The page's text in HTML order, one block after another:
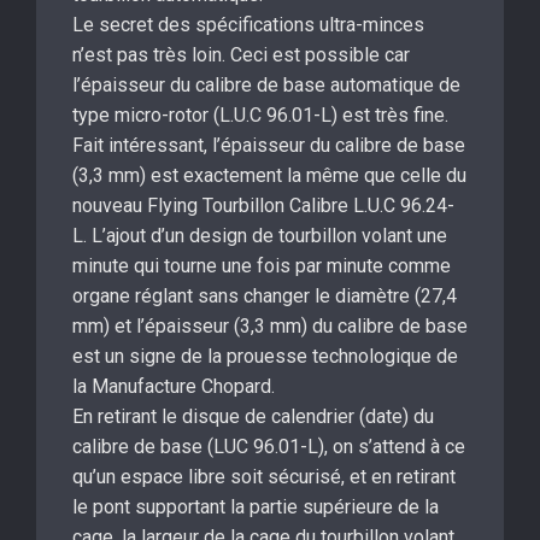
Le secret des spécifications ultra-minces
n’est pas très loin. Ceci est possible car
l’épaisseur du calibre de base automatique de
type micro-rotor (L.U.C 96.01-L) est très fine.
Fait intéressant, l’épaisseur du calibre de base
(3,3 mm) est exactement la même que celle du
nouveau Flying Tourbillon Calibre L.U.C 96.24-
L. L’ajout d’un design de tourbillon volant une
minute qui tourne une fois par minute comme
organe réglant sans changer le diamètre (27,4
mm) et l’épaisseur (3,3 mm) du calibre de base
est un signe de la prouesse technologique de
la Manufacture Chopard.
En retirant le disque de calendrier (date) du
calibre de base (LUC 96.01-L), on s’attend à ce
qu’un espace libre soit sécurisé, et en retirant
le pont supportant la partie supérieure de la